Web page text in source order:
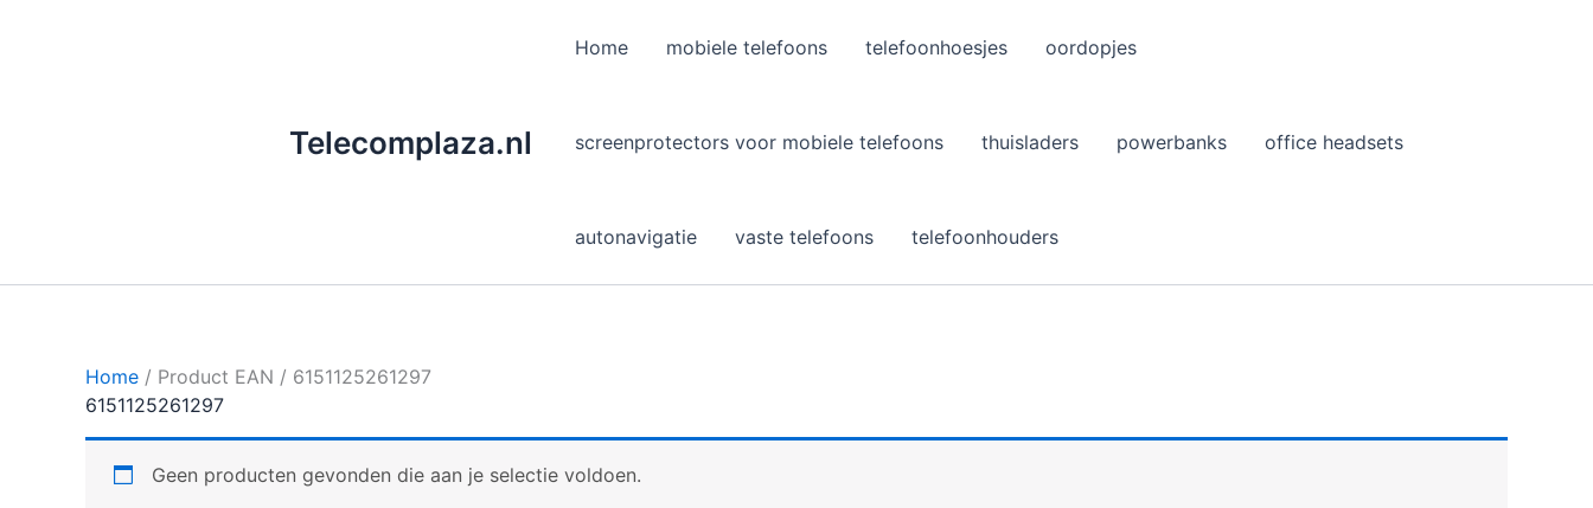
Telecomplaza.nl
Home mobiele telefoons telefoonhoesjes oordopjes
screenprotectors voor mobiele telefoons thuisladers powerbanks office headsets
autonavigatie vaste telefoons telefoonhouders
Home / Product EAN / 6151125261297
6151125261297
Geen producten gevonden die aan je selectie voldoen.